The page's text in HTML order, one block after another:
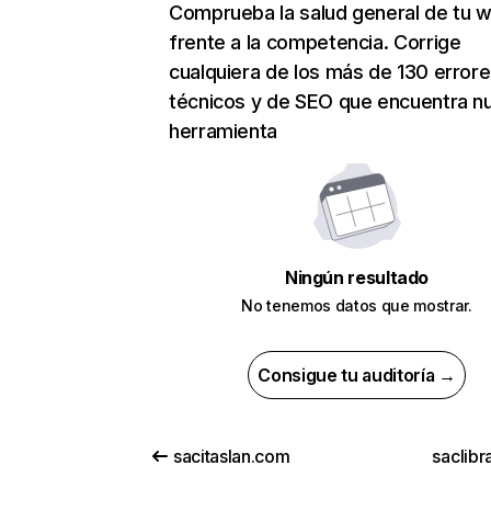
Comprueba la salud general de tu
frente a la competencia. Corrige
cualquiera de los más de 130
técnicos y de SEO que encuentra
herramienta
Ningún resultado
No tenemos datos que mostrar.
Consigue tu auditoría →
sacitaslan.com